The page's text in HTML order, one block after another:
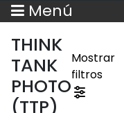
Menú
THINK
TANK
PHOTO
(TTP)
Mostrar
filtros